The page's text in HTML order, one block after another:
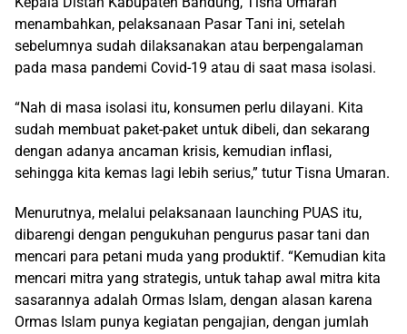
menambahkan, pelaksanaan Pasar Tani ini, setelah
sebelumnya sudah dilaksanakan atau berpengalaman
pada masa pandemi Covid-19 atau di saat masa isolasi.
“Nah di masa isolasi itu, konsumen perlu dilayani. Kita
sudah membuat paket-paket untuk dibeli, dan sekarang
dengan adanya ancaman krisis, kemudian inflasi,
sehingga kita kemas lagi lebih serius,” tutur Tisna Umaran.
Menurutnya, melalui pelaksanaan launching PUAS itu,
dibarengi dengan pengukuhan pengurus pasar tani dan
mencari para petani muda yang produktif. “Kemudian kita
mencari mitra yang strategis, untuk tahap awal mitra kita
sasarannya adalah Ormas Islam, dengan alasan karena
Ormas Islam punya kegiatan pengajian, dengan jumlah